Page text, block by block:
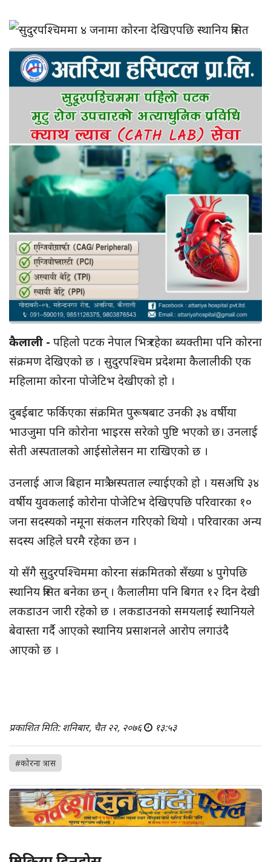
कैलाली - पहिलो पटक नेपाल भित्र रहेका ब्यक्तीमा पनि कोरना
संक्रमण देखिएको छ । सुदुरपश्चिम प्रदेशमा कैलालीकी एक
महिलामा कोरना पोजेटिभ देखीएको हो ।
दुबईबाट फर्किएका संक्रमित पुरूषबाट उनकी ३४ वर्षीया
भाउजुमा पनि कोरोना भाइरस सरेको पुष्टि भएको छ। उनलाई
सेती अस्पतालको आईसोलेसन मा राखिएको छ ।
उनलाई आज बिहान मात्रै अस्पताल ल्याईएको हो । यसअघि ३४
वर्षीय युवकलाई कोरोना पोजेटिभ देखिएपछि परिवारका १०
जना सदस्यको नमूना संकलन गरिएको थियो । परिवारका अन्य
सदस्य अहिले घरमै रहेका छन ।
यो सँगै सुदुरपश्चिममा कोरना संक्रमितको सँख्या ४ पुगेपछि
स्थानिय त्रसित बनेका छन् । कैलालीमा पनि बिगत १२ दिन देखी
लकडाउन जारी रहेको छ । लकडाउनको समयलाई स्थानियले
बेवास्ता गर्दै आएको स्थानिय प्रसाशनले आरोप लगाउंदै
आएको छ ।
प्रकाशित मिति: शनिबार, चैत २२, २०७६ १३:५३
#कोरना त्रास